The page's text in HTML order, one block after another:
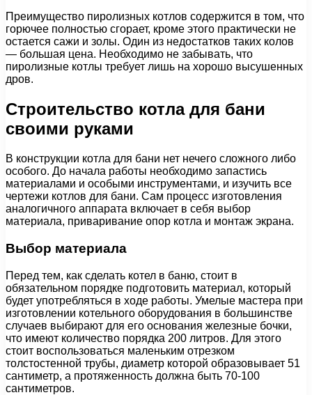
Преимущество пиролизных котлов содержится в том, что
горючее полностью сгорает, кроме этого практически не
остается сажи и золы. Один из недостатков таких колов
— большая цена. Необходимо не забывать, что
пиролизные котлы требует лишь на хорошо высушенных
дров.
Строительство котла для бани
своими руками
В конструкции котла для бани нет нечего сложного либо
особого. До начала работы необходимо запастись
материалами и особыми инструментами, и изучить все
чертежи котлов для бани. Сам процесс изготовления
аналогичного аппарата включает в себя выбор
материала, приваривание опор котла и монтаж экрана.
Выбор материала
Перед тем, как сделать котел в баню, стоит в
обязательном порядке подготовить материал, который
будет употребляться в ходе работы. Умелые мастера при
изготовлении котельного оборудования в большинстве
случаев выбирают для его основания железные бочки,
что имеют количество порядка 200 литров. Для этого
стоит воспользоваться маленьким отрезком
толстостенной трубы, диаметр которой образовывает 51
сантиметр, а протяженность должна быть 70-100
сантиметров.